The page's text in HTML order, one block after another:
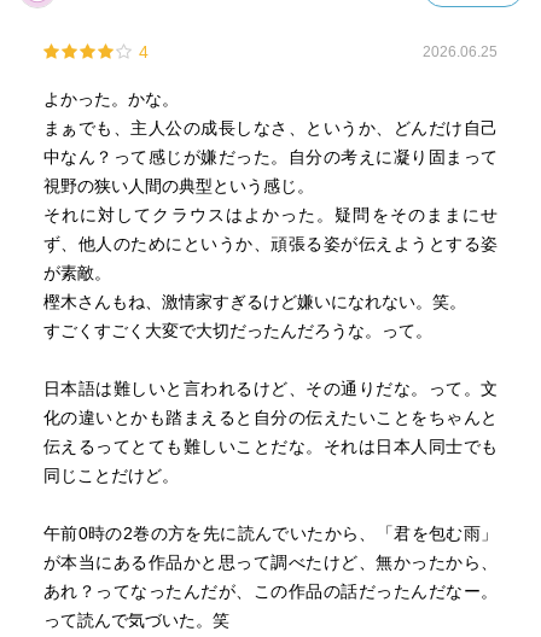
4 2026.06.25
よかった。かな。
まぁでも、主人公の成長しなさ、というか、どんだけ自己
中なん？って感じが嫌だった。自分の考えに凝り固まって
視野の狭い人間の典型という感じ。
それに対してクラウスはよかった。疑問をそのままにせ
ず、他人のためにというか、頑張る姿が伝えようとする姿
が素敵。
樫木さんもね、激情家すぎるけど嫌いになれない。笑。
すごくすごく大変で大切だったんだろうな。って。
日本語は難しいと言われるけど、その通りだな。って。文
化の違いとかも踏まえると自分の伝えたいことをちゃんと
伝えるってとても難しいことだな。それは日本人同士でも
同じことだけど。
午前0時の2巻の方を先に読んでいたから、「君を包む雨」
が本当にある作品かと思って調べたけど、無かったから、
あれ？ってなったんだが、この作品の話だったんだなー。
って読んで気づいた。笑